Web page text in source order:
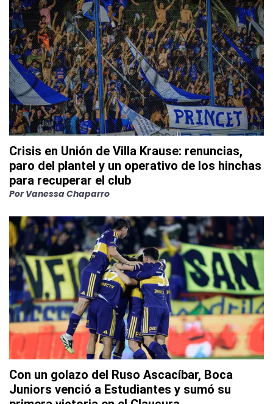
Crisis en Unión de Villa Krause: renuncias,
paro del plantel y un operativo de los hinchas
para recuperar el club
Por Vanessa Chaparro
Con un golazo del Ruso Ascacíbar, Boca
Juniors venció a Estudiantes y sumó su